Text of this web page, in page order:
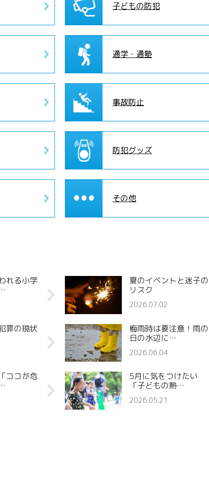
子どもの防犯
通学・通塾
事故防止
防犯グッズ
その他
れる小学
夏のイベントと迷子の
リスク
2026.07.02
罪の現状
梅雨時は要注意！雨の
日の水辺に…
2026.06.04
ココが危
5月に気をつけたい
「子どもの熱…
2026.05.21